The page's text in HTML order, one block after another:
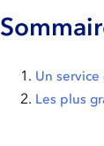
Un
Les plus